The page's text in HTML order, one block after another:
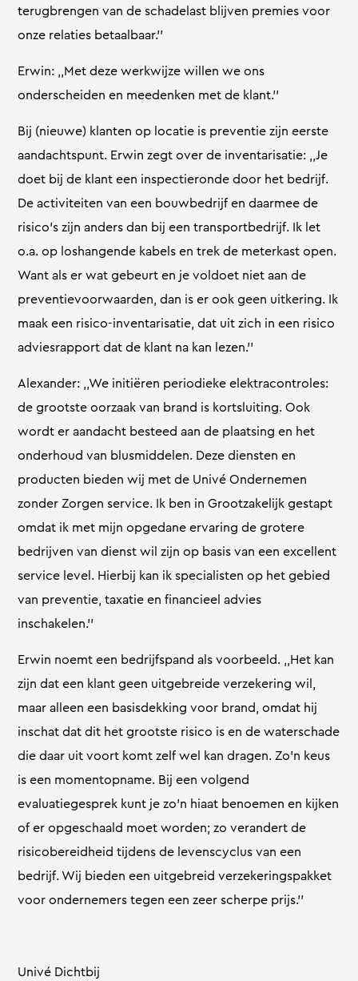
terugbrengen van de schadelast blijven premies voor
onze relaties betaalbaar.’’
Erwin: ,,Met deze werkwijze willen we ons
onderscheiden en meedenken met de klant.’’
Bij (nieuwe) klanten op locatie is preventie zijn eerste
aandachtspunt. Erwin zegt over de inventarisatie: ,,Je
doet bij de klant een inspectieronde door het bedrijf.
De activiteiten van een bouwbedrijf en daarmee de
risico’s zijn anders dan bij een transportbedrijf. Ik let
o.a. op loshangende kabels en trek de meterkast open.
Want als er wat gebeurt en je voldoet niet aan de
preventievoorwaarden, dan is er ook geen uitkering. Ik
maak een risico-inventarisatie, dat uit zich in een risico
adviesrapport dat de klant na kan lezen.’’
Alexander: ,,We initiëren periodieke elektracontroles:
de grootste oorzaak van brand is kortsluiting. Ook
wordt er aandacht besteed aan de plaatsing en het
onderhoud van blusmiddelen. Deze diensten en
producten bieden wij met de Univé Ondernemen
zonder Zorgen service. Ik ben in Grootzakelijk gestapt
omdat ik met mijn opgedane ervaring de grotere
bedrijven van dienst wil zijn op basis van een excellent
service level. Hierbij kan ik specialisten op het gebied
van preventie, taxatie en financieel advies
inschakelen.’’
Erwin noemt een bedrijfspand als voorbeeld. ,,Het kan
zijn dat een klant geen uitgebreide verzekering wil,
maar alleen een basisdekking voor brand, omdat hij
inschat dat dit het grootste risico is en de waterschade
die daar uit voort komt zelf wel kan dragen. Zo’n keus
is een momentopname. Bij een volgend
evaluatiegesprek kunt je zo’n hiaat benoemen en kijken
of er opgeschaald moet worden; zo verandert de
risicobereidheid tijdens de levenscyclus van een
bedrijf. Wij bieden een uitgebreid verzekeringspakket
voor ondernemers tegen een zeer scherpe prijs.’’
Univé Dichtbij